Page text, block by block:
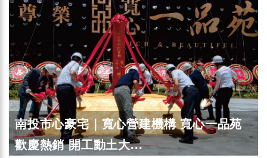
南投市心豪宅｜寬心營建機構 寬心一品苑
歡慶熱銷 開工動土大...